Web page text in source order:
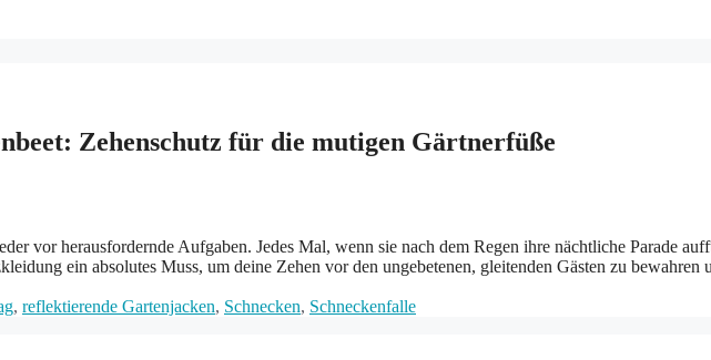
Zehenschutz für die mutigen Gärtnerfüße
vor herausfordernde Aufgaben. Jedes Mal, wenn sie nach dem Regen ihre nächtliche Parade
ein absolutes Muss, um deine Zehen vor den ungebetenen, gleitenden Gästen zu
, reflektierende Gartenjacken, Schnecken, Schneckenfalle